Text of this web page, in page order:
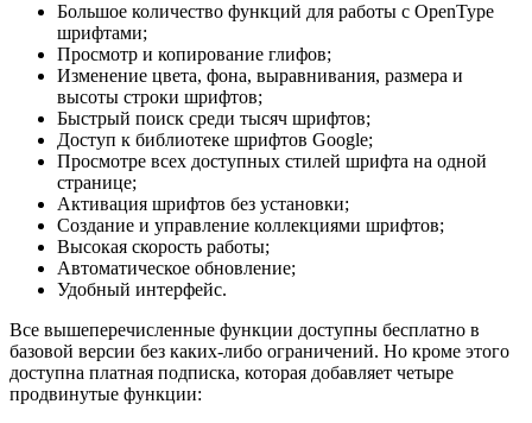
Большое количество функций для работы с OpenType
шрифтами;
Просмотр и копирование глифов;
Изменение цвета, фона, выравнивания, размера и
высоты строки шрифтов;
Быстрый поиск среди тысяч шрифтов;
Доступ к библиотеке шрифтов Google;
Просмотре всех доступных стилей шрифта на одной
странице;
Активация шрифтов без установки;
Создание и управление коллекциями шрифтов;
Высокая скорость работы;
Автоматическое обновление;
Удобный интерфейс.
Все вышеперечисленные функции доступны бесплатно в
базовой версии без каких-либо ограничений. Но кроме этого
доступна платная подписка, которая добавляет четыре
продвинутые функции: